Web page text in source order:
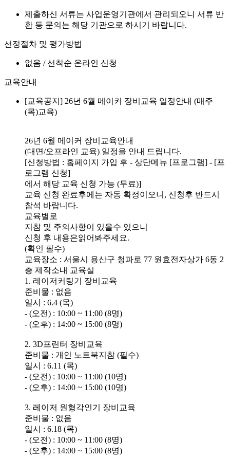
제출하신 서류는 사업운영기관에서 관리되오니 서류 반
환 등 문의는 해당 기관으로 하시기 바랍니다.
선정절차 및 평가방법
없음 / 선착순 온라인 신청
교육안내
[교육공지] 26년 6월 메이커 장비교육 일정안내 (매주
(목)교육)
26년 6월 메이커 장비교육안내
(대면/오프라인 교육) 일정을 안내 드립니다.
[신청방법 : 홈페이지 가입 후 - 상단메뉴 [프로그램] - [프
로그램 신청]
에서 해당 교육 신청 가능 (무료)]
교육 신청 완료후에는 자동 확정이오니, 신청후 반드시
참석 바랍니다.
교육별로
지참 및 주의사항이 있을수 있으니
신청 후 내용은읽어봐주세요.
(확인 필수)
교육장소 : 서울시 용산구 청파로 77 원효전자상가 6동 2
층 제작소내 교육실
1. 레이저커팅기 장비교육
준비물 : 없음
일시 : 6.4 (목)
- (오전) : 10:00 ~ 11:00 (8명)
- (오후) : 14:00 ~ 15:00 (8명)
2. 3D프린터 장비교육
준비물 : 개인 노트북지참 (필수)
일시 : 6.11 (목)
- (오전) : 10:00 ~ 11:00 (10명)
- (오후) : 14:00 ~ 15:00 (10명)
3. 레이저 원형각인기 장비교육
준비물 : 없음
일시 : 6.18 (목)
- (오전) : 10:00 ~ 11:00 (8명)
- (오후) : 14:00 ~ 15:00 (8명)